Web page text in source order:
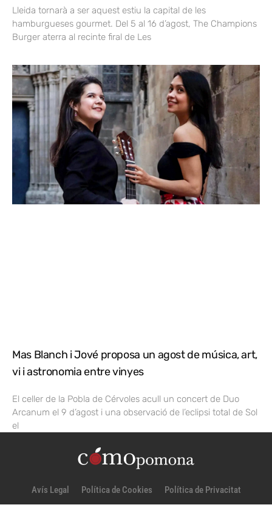
Lleida tornarà a ser aquest estiu la capital de les
hamburgueses gourmet. Del 5 al 16 d’agost, The Champions
Burger aterra al recinte firal de Les
Mas Blanch i Jové proposa un agost de música, art,
vi i astronomia entre vinyes
El celler de la Pobla de Cérvoles acull un concert de Duo
Arcanum el 9 d’agost i una observació de l’eclipsi total de Sol
el
Avís Legal Política de Cookies Política de Privacitat